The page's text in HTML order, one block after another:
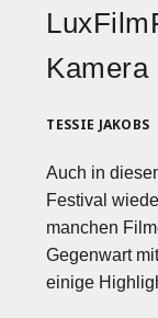
Kamera
TESSIE JAKOBS
Auch in
Festival
manchen
Gegenwart
einige